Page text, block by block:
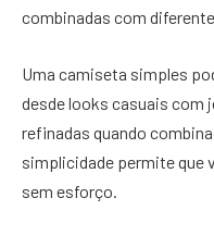
combinadas com
Uma camiseta simples
desde looks casuais com
refinadas quando
simplicidade permite que
sem esforço.